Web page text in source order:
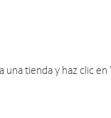
tienda y haz clic